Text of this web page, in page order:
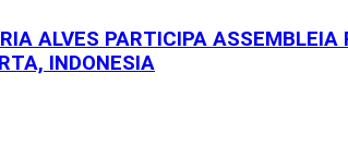
ALVES PARTICIPA
INDONESIA